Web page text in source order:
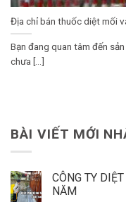
Địa chỉ bán thuốc diệt mối
Bạn đang quan tâm đến
chưa [...]
BÀI VIẾT MỚI
CÔNG TY
NĂM